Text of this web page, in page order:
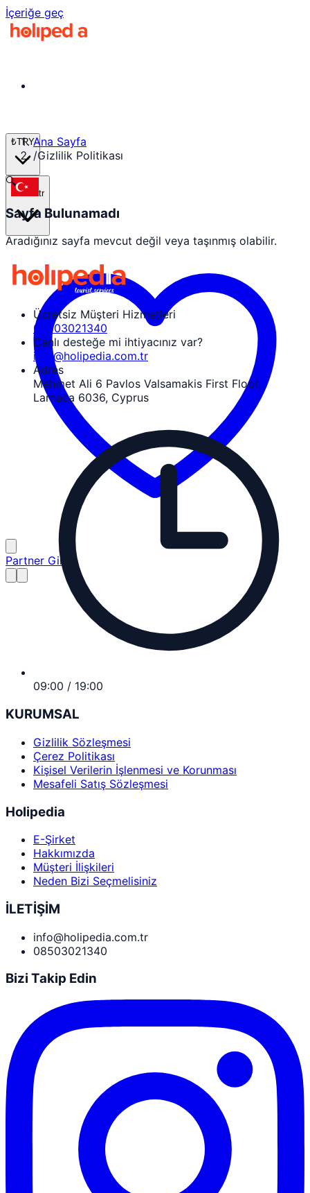
İçeriğe geç
₺TRY
tr
Partner Girişi
Ana Sayfa
/Gizlilik Politikası
🔍
Sayfa Bulunamadı
Aradığınız sayfa mevcut değil veya taşınmış olabilir.
Ücretsiz Müşteri Hizmetleri
08503021340
Canlı desteğe mi ihtiyacınız var?
info@holipedia.com.tr
Adres
Mehmet Ali 6 Pavlos Valsamakis First Floor,
Larnaca 6036, Cyprus
09:00 / 19:00
KURUMSAL
Gizlilik Sözleşmesi
Çerez Politikası
Kişisel Verilerin İşlenmesi ve Korunması
Mesafeli Satış Sözleşmesi
Holipedia
E-Şirket
Hakkımızda
Müşteri İlişkileri
Neden Bizi Seçmelisiniz
İLETİŞİM
info@holipedia.com.tr
08503021340
Bizi Takip Edin